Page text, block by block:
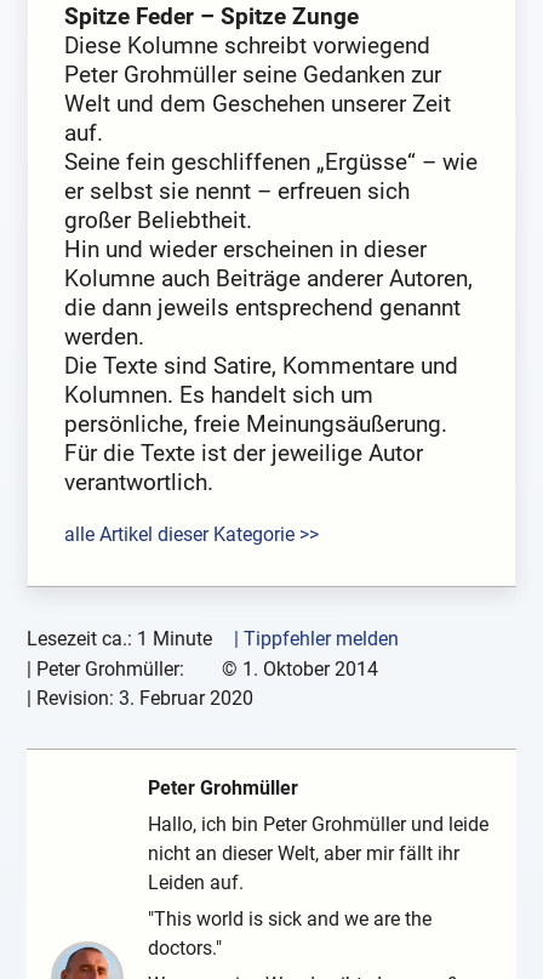
Spitze Feder – Spitze Zunge
Diese Kolumne schreibt vorwiegend
Peter Grohmüller seine Gedanken zur
Welt und dem Geschehen unserer Zeit
auf.
Seine fein geschliffenen „Ergüsse“ – wie
er selbst sie nennt – erfreuen sich
großer Beliebtheit.
Hin und wieder erscheinen in dieser
Kolumne auch Beiträge anderer Autoren,
die dann jeweils entsprechend genannt
werden.
Die Texte sind Satire, Kommentare und
Kolumnen. Es handelt sich um
persönliche, freie Meinungsäußerung.
Für die Texte ist der jeweilige Autor
verantwortlich.
alle Artikel dieser Kategorie >>
Lesezeit ca.: 1 Minute
| Tippfehler melden
| Peter Grohmüller: © 1. Oktober 2014
| Revision:3. Februar 2020
Peter Grohmüller
Hallo, ich bin Peter Grohmüller und leide
nicht an dieser Welt, aber mir fällt ihr
Leiden auf.
"This world is sick and we are the
doctors."